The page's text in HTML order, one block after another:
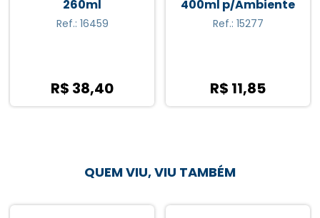
400ml p/Ambiente
Ref.: 15277
R$ 11,85
Start
Ref.: 14717
R$ 18,70
QUEM VIU, VIU TAMBÉM